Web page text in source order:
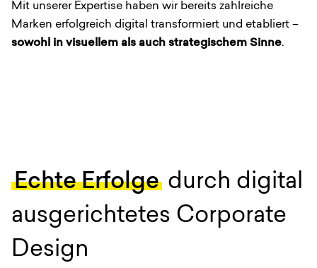
Mit unserer Expertise haben wir bereits zahlreiche
Marken erfolgreich digital transformiert und etabliert –
sowohl in visuellem als auch strategischem Sinne.
Echte Erfolge durch digital
ausgerichtetes Corporate
Design